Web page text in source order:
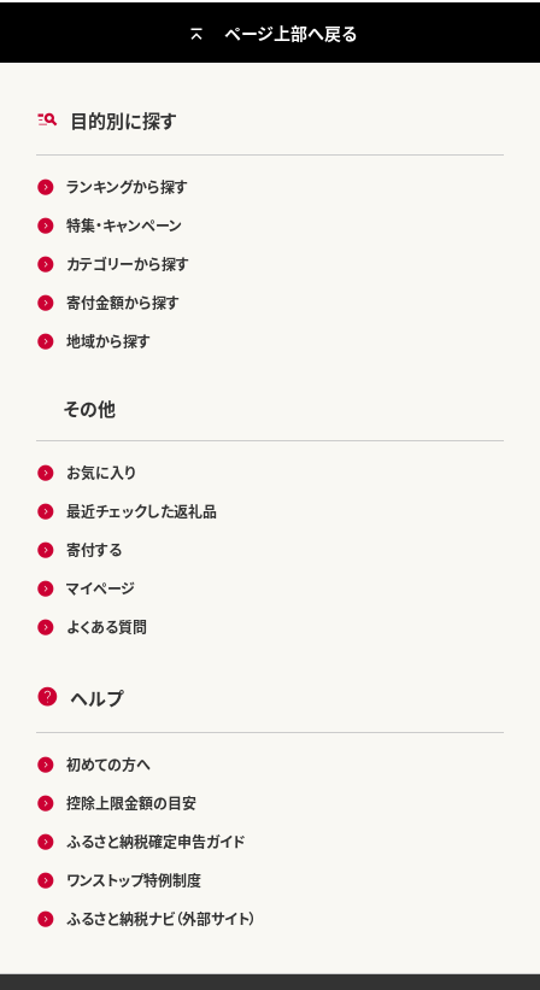
目的別に探す
ランキングから探す
特集・キャンペーン
カテゴリーから探す
寄付金額から探す
地域から探す
その他
お気に入り
最近チェックした返礼品
寄付する
マイページ
よくある質問
ヘルプ
初めての方へ
控除上限金額の目安
ふるさと納税確定申告ガイド
ワンストップ特例制度
ふるさと納税ナビ（外部サイト）
ページ上部へ戻る